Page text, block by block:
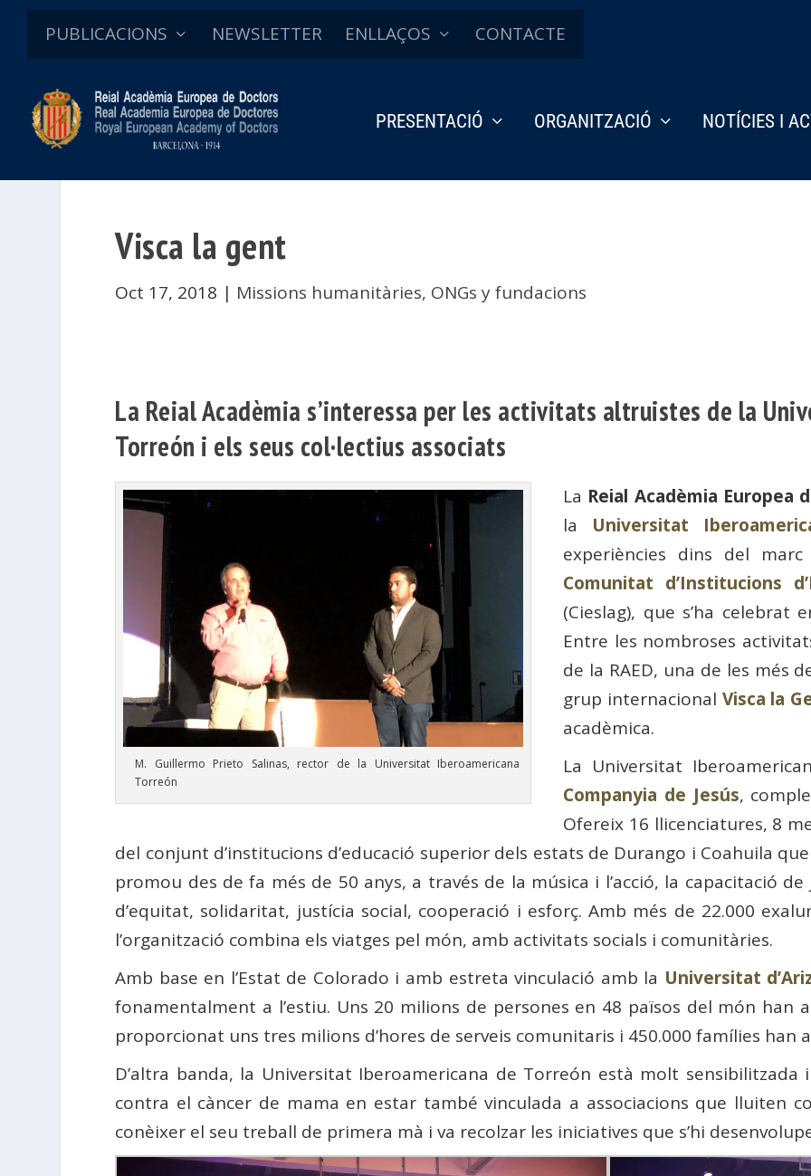
PUBLICACIONS NEWSLETTER ENLLAÇOS CONTACTE
PRESENTACIÓ ORGANITZACIÓ NOTÍCIES I
Visca la gent
Oct 17, 2018 | Missions humanitàries, ONGs y fundacions
La Reial Acadèmia s’interessa per les activitats altruistes de la
Torreón i els seus col·lectius associats
M. Guillermo Prieto Salinas, rector de la Universitat Iberoamericana
Torreón
La Reial Acadèmia Europea
la Universitat
experiències dins del
Comunitat d’Institucions
(Cieslag), que s’ha celebrat
Entre les nombroses
de la RAED, una de les més
grup internacional Visca la
acadèmica.
La Universitat
Companyia de Jesús,
Ofereix 16 llicenciatures, 8
del conjunt d’institucions d’educació superior dels estats de Durango i Coahuila
promou des de fa més de 50 anys, a través de la música i l’acció, la capacitació
d’equitat, solidaritat, justícia social, cooperació i esforç. Amb més de 22.000
l’organització combina els viatges pel món, amb activitats socials i comunitàries.
Amb base en l’Estat de Colorado i amb estreta vinculació amb la Universitat
fonamentalment a l’estiu. Uns 20 milions de persones en 48 països del món han
proporcionat uns tres milions d’hores de serveis comunitaris i 450.000 famílies han
D’altra banda, la Universitat Iberoamericana de Torreón està molt
contra el càncer de mama en estar també vinculada a associacions que lluiten
conèixer el seu treball de primera mà i va recolzar les iniciatives que s’hi